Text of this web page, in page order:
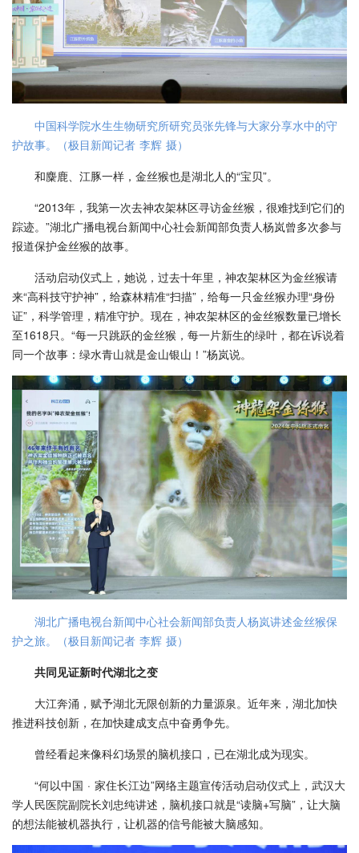
中国科学院水生生物研究所研究员张先锋与大家分享水中的守
护故事。（极目新闻记者 李辉 摄）
和麋鹿、江豚一样，金丝猴也是湖北人的“宝贝”。
“2013年，我第一次去神农架林区寻访金丝猴，很难找到它们的
踪迹。”湖北广播电视台新闻中心社会新闻部负责人杨岚曾多次参与
报道保护金丝猴的故事。
活动启动仪式上，她说，过去十年里，神农架林区为金丝猴请
来“高科技守护神”，给森林精准“扫描”，给每一只金丝猴办理“身份
证”，科学管理，精准守护。现在，神农架林区的金丝猴数量已增长
至1618只。“每一只跳跃的金丝猴，每一片新生的绿叶，都在诉说着
同一个故事：绿水青山就是金山银山！”杨岚说。
湖北广播电视台新闻中心社会新闻部负责人杨岚讲述金丝猴保
护之旅。（极目新闻记者 李辉 摄）
共同见证新时代湖北之变
大江奔涌，赋予湖北无限创新的力量源泉。近年来，湖北加快
推进科技创新，在加快建成支点中奋勇争先。
曾经看起来像科幻场景的脑机接口，已在湖北成为现实。
“何以中国 · 家住长江边”网络主题宣传活动启动仪式上，武汉大
学人民医院副院长刘忠纯讲述，脑机接口就是“读脑+写脑”，让大脑
的想法能被机器执行，让机器的信号能被大脑感知。